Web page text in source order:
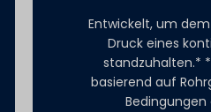
Entwickelt, um
Druck eines
standzuhalten.*
basierend auf
Bedingungen